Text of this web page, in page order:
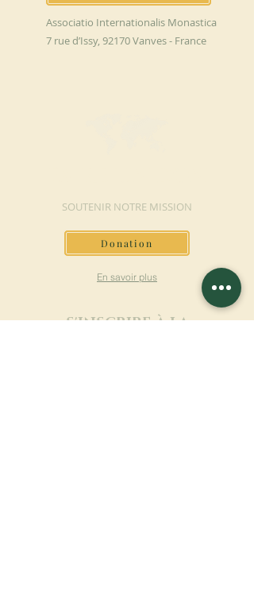
Associatio Internationalis Monastica
7 rue d’Issy, 92170 Vanves - France
SOUTENIR NOTRE MISSION
Donation
En savoir plus
S'INSCRIRE À LA